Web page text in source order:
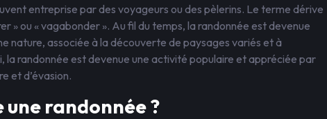
entreprise par des voyageurs ou des pèlerins. Le terme dérive
» ou « vagabonder ». Au fil du temps, la randonnée est devenue
nature, associée à la découverte de paysages variés et à
la randonnée est devenue une activité populaire et appréciée par
et d’évasion.
randonnée ?